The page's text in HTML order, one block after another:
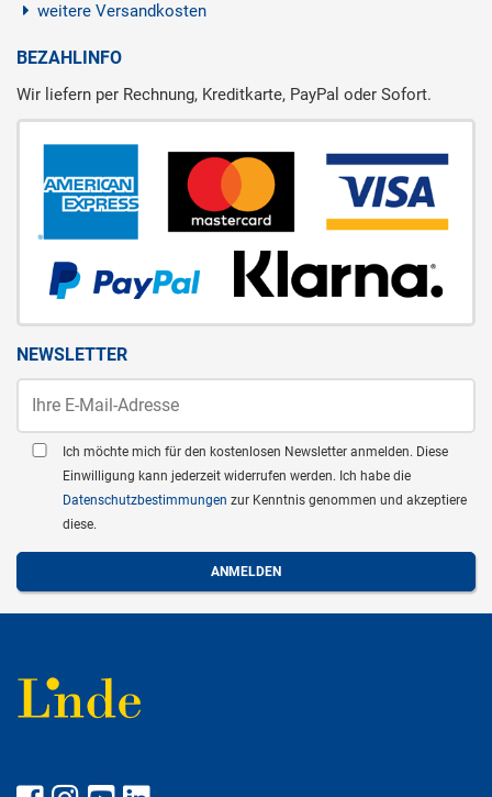
weitere Versandkosten
BEZAHLINFO
Wir liefern per Rechnung, Kreditkarte, PayPal oder Sofort.
NEWSLETTER
Ich möchte mich für den kostenlosen Newsletter anmelden. Diese
Einwilligung kann jederzeit widerrufen werden. Ich habe die
Datenschutzbestimmungen zur Kenntnis genommen und akzeptiere
diese.